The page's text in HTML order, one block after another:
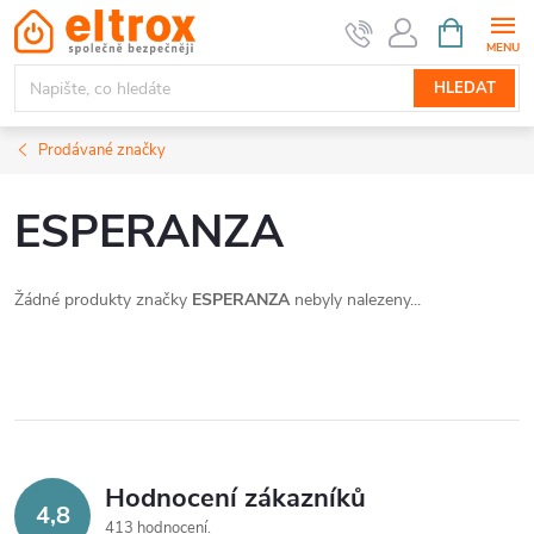
Přejít
na
obsah
HLEDAT
NÁKUPNÍ
KOŠÍK
Prodávané značky
ESPERANZA
Žádné produkty značky ESPERANZAnebyly nalezeny...
4,8 Hodnocení zákazníků
413 hodnocení